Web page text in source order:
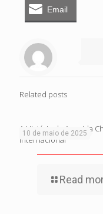
Email
Related posts
10 de maio de 2025
A História da Avenida
Internacional
Read